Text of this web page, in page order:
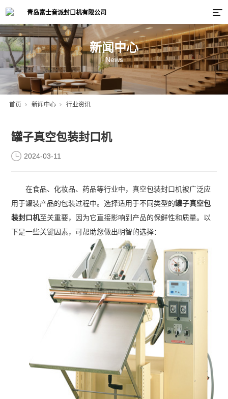
新闻中心
News
首页 新闻中心 行业资讯
罐子真空包装封口机
2024-03-11
在食品、化妆品、药品等行业中，真空包装封口机被广泛应
用于罐装产品的包装过程中。选择适用于不同类型的罐子真空包
装封口机至关重要，因为它直接影响到产品的保鲜性和质量。以
下是一些关键因素，可帮助您做出明智的选择：